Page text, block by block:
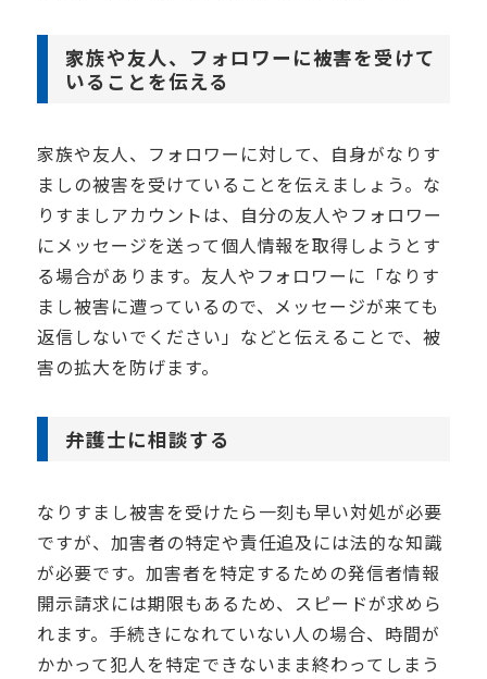
家族や友人、フォロワーに被害を受けて
いることを伝える
家族や友人、フォロワーに対して、自身がなりす
ましの被害を受けていることを伝えましょう。な
りすましアカウントは、自分の友人やフォロワー
にメッセージを送って個人情報を取得しようとす
る場合があります。友人やフォロワーに「なりす
まし被害に遭っているので、メッセージが来ても
返信しないでください」などと伝えることで、被
害の拡大を防げます。
弁護士に相談する
なりすまし被害を受けたら一刻も早い対処が必要
ですが、加害者の特定や責任追及には法的な知識
が必要です。加害者を特定するための発信者情報
開示請求には期限もあるため、スピードが求めら
れます。手続きになれていない人の場合、時間が
かかって犯人を特定できないまま終わってしまう